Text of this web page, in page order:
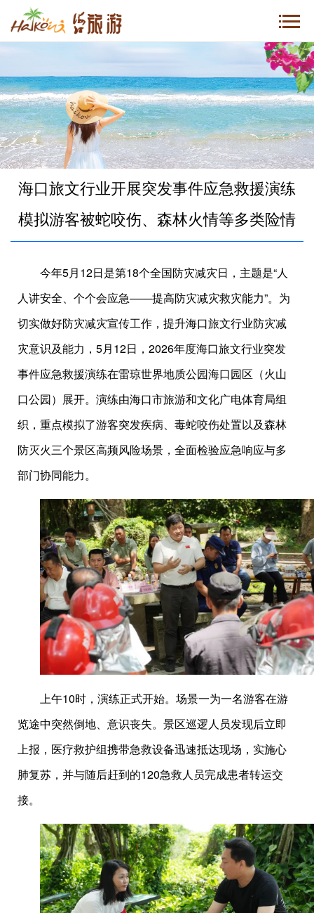
海口旅文行业开展突发事件应急救援演练
模拟游客被蛇咬伤、森林火情等多类险情
今年5月12日是第18个全国防灾减灾日，主题是“人
人讲安全、个个会应急——提高防灾减灾救灾能力”。为
切实做好防灾减灾宣传工作，提升海口旅文行业防灾减
灾意识及能力，5月12日，2026年度海口旅文行业突发
事件应急救援演练在雷琼世界地质公园海口园区（火山
口公园）展开。演练由海口市旅游和文化广电体育局组
织，重点模拟了游客突发疾病、毒蛇咬伤处置以及森林
防灭火三个景区高频风险场景，全面检验应急响应与多
部门协同能力。
上午10时，演练正式开始。场景一为一名游客在游
览途中突然倒地、意识丧失。景区巡逻人员发现后立即
上报，医疗救护组携带急救设备迅速抵达现场，实施心
肺复苏，并与随后赶到的120急救人员完成患者转运交
接。